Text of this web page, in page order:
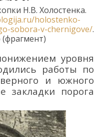
Н.В. Холостенка.
holostenko-
sobora-v-chernigove/.
уровня
работы по
и южного
закладки порога